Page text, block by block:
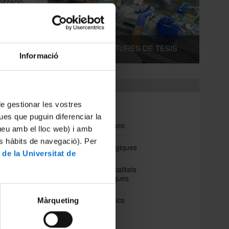
Informació
gestionar les vostres
que puguin diferenciar la
amb el lloc web) i amb
hàbits de navegació). Per
la Universitat de
Màrqueting
en
prosa
i els
de la
en
i
DIPÒSITS I LECTURES DE TESIS
Biomedicina
Ciències Clíniques
Ciències Fisiològiques
Cirurgia i Especialitats
Medicoquirúrgiques
Fonaments Clinics
Medicina